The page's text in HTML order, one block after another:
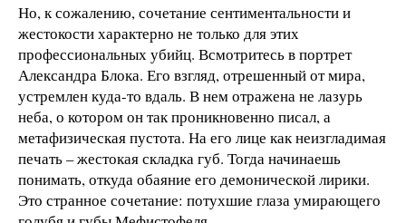
Но, к сожалению, сочетание сентиментальности и
жестокости характерно не только для этих
профессиональных убийц. Всмотритесь в портрет
Александра Блока. Его взгляд, отрешенный от мира,
устремлен куда-то вдаль. В нем отражена не лазурь
неба, о котором он так проникновенно писал, а
метафизическая пустота. На его лице как неизгладимая
печать – жестокая складка губ. Тогда начинаешь
понимать, откуда обаяние его демонической лирики.
Это странное сочетание: потухшие глаза умирающего